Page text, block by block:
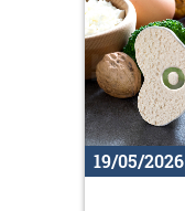
19/05/2026